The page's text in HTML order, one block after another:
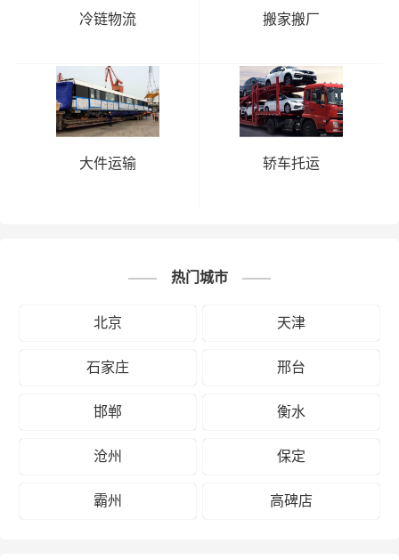
冷链物流 搬家搬厂
大件运输 轿车托运
热门城市
北京 天津
石家庄 邢台
邯郸 衡水
沧州 保定
霸州 高碑店